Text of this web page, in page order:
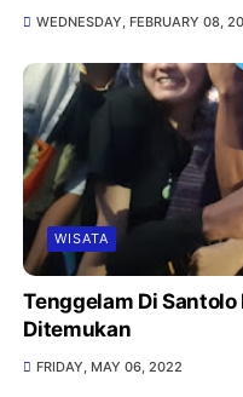
WEDNESDAY, FEBRUARY 08,
WISATA
Tenggelam Di Santolo Bayu
Ditemukan
FRIDAY, MAY 06, 2022